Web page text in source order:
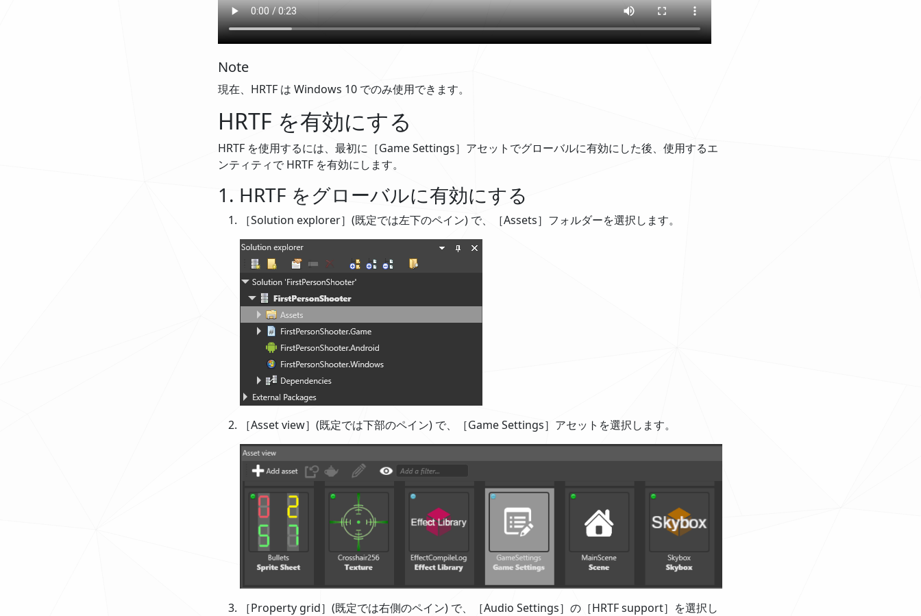
Note
現在、HRTF は Windows 10 でのみ使用できます。
HRTF を有効にする
HRTF を使用するには、最初に［Game Settings］アセットでグローバルに有効にした後、使用するエ
ンティティで HRTF を有効にします。
1. HRTF をグローバルに有効にする
［Solution explorer］(既定では左下のペイン) で、［Assets］フォルダーを選択します。
［Asset view］(既定では下部のペイン) で、［Game Settings］アセットを選択します。
［Property grid］(既定では右側のペイン) で、［Audio Settings］の［HRTF support］を選択し